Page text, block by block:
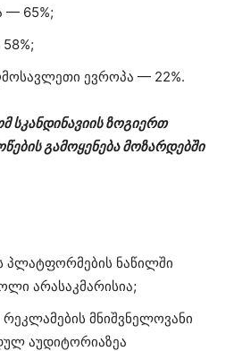
— 65%;
ევროპა — 22%.
სკანდინავიის ზოგიერთ
გამოყენება მოზარდებში
პლატფორმების ნაწილში
არასაკმარისია;
მნიშვნელოვანი
აუდიტორიაზეა